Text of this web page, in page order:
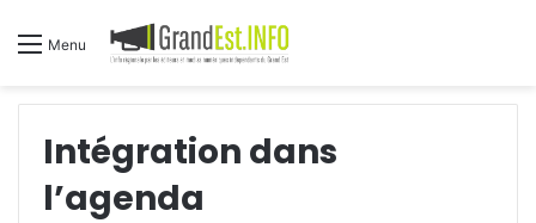
Menu
Intégration dans
l’agenda